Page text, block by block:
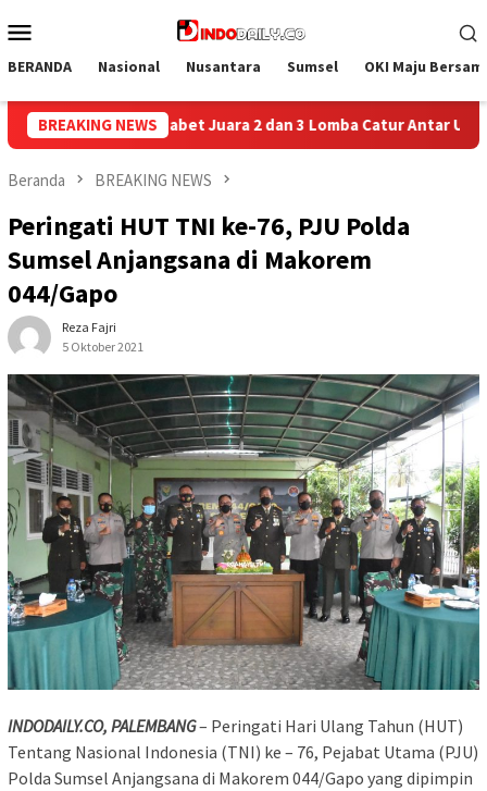
ke
Mobile
BERANDA Nasional Nusantara Sumsel OKI Maju
BREAKING NEWS
Catur Antar UPT Pemasyarakatan se-Palembang Raya
Beranda BREAKING NEWS
Peringati HUT TNI ke-76, PJU Polda
Sumsel Anjangsana di Makorem
044/Gapo
Reza Fajri
5 Oktober 2021
INDODAILY.CO, PALEMBANG– Peringati Hari Ulang Tahun (HUT)
Tentang Nasional Indonesia (TNI) ke – 76, Pejabat Utama (PJU)
Polda Sumsel Anjangsana di Makorem 044/Gapo yang dipimpin